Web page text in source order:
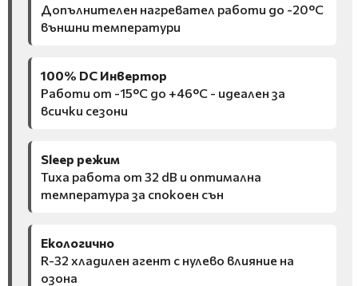
Допълнителен нагревател работи до -20°C
външни температури
100% DC Инвертор
Работи от -15°C до +46°C - идеален за
всички сезони
Sleep режим
Тиха работа от 32 dB и оптимална
температура за спокоен сън
Екологично
R-32 хладилен агент с нулево влияние на
озона